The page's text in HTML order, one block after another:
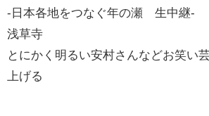
-日本各地をつなぐ年の瀬 生中継-
浅草寺
とにかく明るい安村さんなどお笑い
上げる